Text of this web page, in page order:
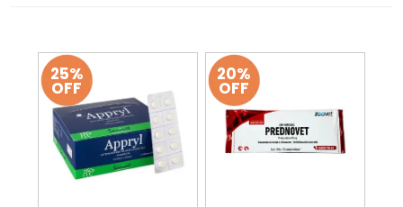
25%
OFF
20%
OFF